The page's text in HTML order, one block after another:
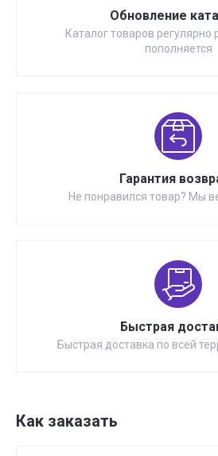
Обновление
Каталог товаров регулярно
пополняется
Гарантия
Не понравился товар? Мы
Быстрая
Быстрая доставка по всей
Как заказать